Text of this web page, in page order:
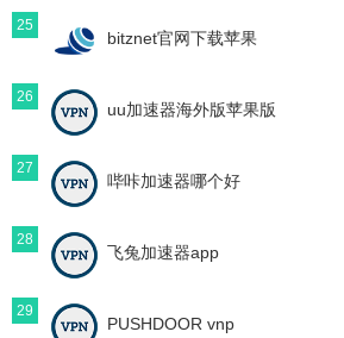
25
bitznet官网下载苹果
26
uu加速器海外版苹果版
27
哔咔加速器哪个好
28
飞兔加速器app
29
PUSHDOOR vnp